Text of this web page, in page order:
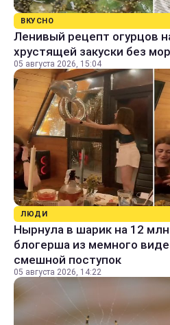
ВКУСНО
Ленивый рецепт огурцов
хрустящей закуски без
05 августа 2026, 15:04
ЛЮДИ
Нырнула в шарик на 12
блогерша из мемного
смешной поступок
05 августа 2026, 14:22